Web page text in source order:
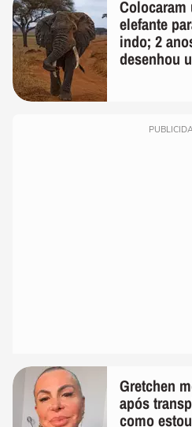
Colocaram
elefante
indo; 2
desenhou
Gretchen
após
como